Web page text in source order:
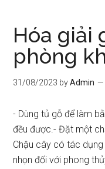
Hóa giải
phòng
31/08/2023 byAdmin
- Dùng tủ gỗ để làm
đều được.- Đặt một
Chậu cây có tác
nhọn đối với phong